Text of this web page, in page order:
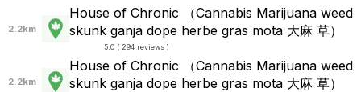
2.2km
House of Chronic （Cannabis Marijuana weed
skunk ganja dope herbe gras mota 大麻 草）
5.0 ( 294 reviews )
2.2km
House of Chronic （Cannabis Marijuana weed
skunk ganja dope herbe gras mota 大麻 草）